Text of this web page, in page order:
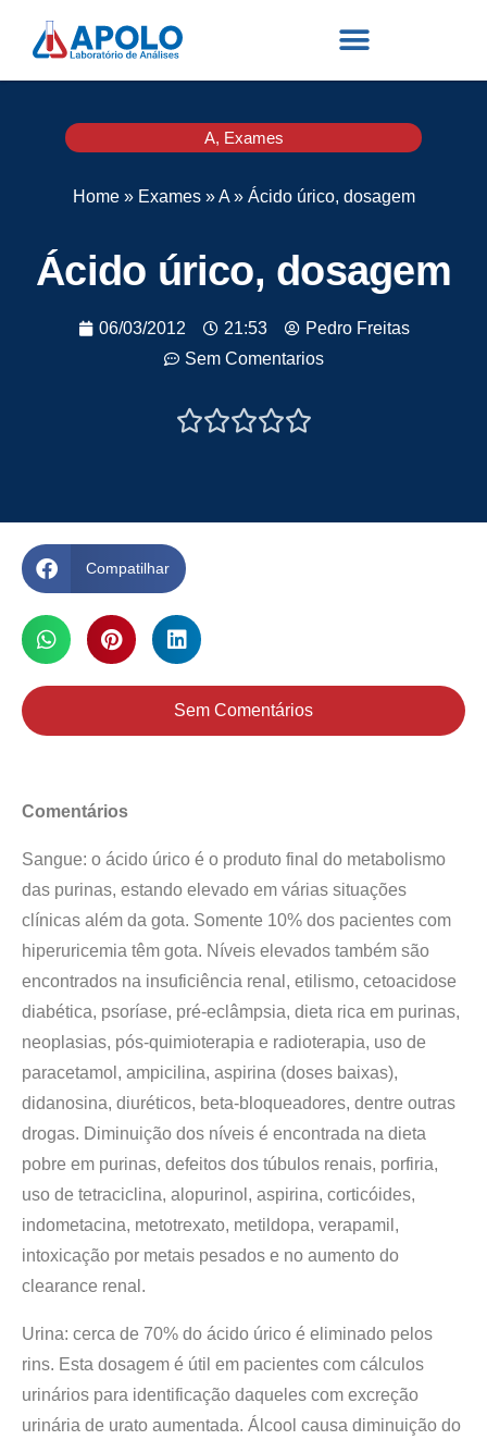
A, Exames
Home» Exames»A» Ácido úrico, dosagem
Ácido úrico, dosagem
06/03/2012 21:53
Pedro Freitas
Sem Comentarios

Compatilhar
Sem Comentários
Comentários
Sangue: o ácido úrico é o produto final do metabolismo
das purinas, estando elevado em várias situações
clínicas além da gota. Somente 10% dos pacientes com
hiperuricemia têm gota. Níveis elevados também são
encontrados na insuficiência renal, etilismo, cetoacidose
diabética, psoríase, pré-eclâmpsia, dieta rica em purinas,
neoplasias, pós-quimioterapia e radioterapia, uso de
paracetamol, ampicilina, aspirina (doses baixas),
didanosina, diuréticos, beta-bloqueadores, dentre outras
drogas. Diminuição dos níveis é encontrada na dieta
pobre em purinas, defeitos dos túbulos renais, porfiria,
uso de tetraciclina, alopurinol, aspirina, corticóides,
indometacina, metotrexato, metildopa, verapamil,
intoxicação por metais pesados e no aumento do
clearance renal.
Urina: cerca de 70% do ácido úrico é eliminado pelos
rins. Esta dosagem é útil em pacientes com cálculos
urinários para identificação daqueles com excreção
urinária de urato aumentada. Álcool causa diminuição do